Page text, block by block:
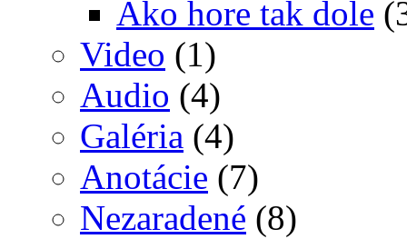
Ako hore tak dole
Video (1)
Audio (4)
Galéria (4)
Anotácie (7)
Nezaradené (8)